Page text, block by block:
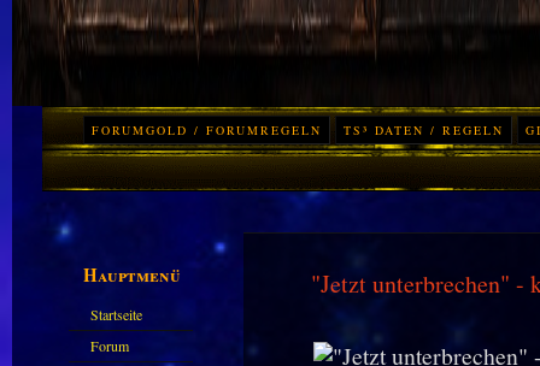
FORUMGOLD / FORUMREGELN TS³ DATEN / REGELN
Hauptmenü
Startseite
Forum
"Jetzt unterbrechen" -